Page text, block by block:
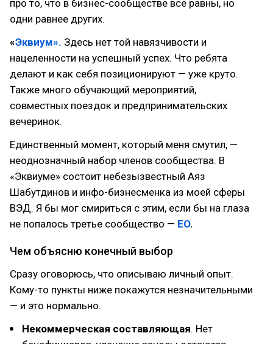
про то, что в бизнес-сообществе все равны, но
одни равнее других.
«Эквиум». Здесь нет той навязчивости и
нацеленности на успешный успех. Что ребята
делают и как себя позиционируют — уже круто.
Также много обучающий мероприятий,
совместных поездок и предпринимательских
вечеринок.
Единственный момент, который меня смутил, —
неоднозначный набор членов сообщества. В
«Эквиуме» состоит небезызвестный Аяз
Шабутдинов и инфо-бизнесменка из моей сферы
ВЭД. Я бы мог смириться с этим, если бы на глаза
не попалось третье сообщество — EO.
Чем объясню конечный выбор
Сразу оговорюсь, что описываю личный опыт.
Кому-то пункты ниже покажутся незначительными
— и это нормально.
Некоммерческая составляющая. Нет